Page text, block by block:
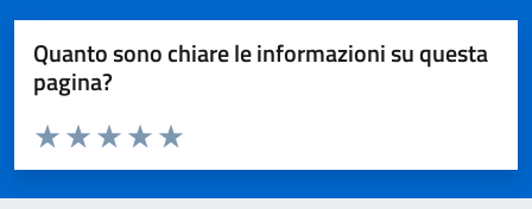
Quanto sono chiare le informazioni su questa
pagina?
Domanda
Valuta da 1 a 5 stelle la pagina
Valuta 5 stelle su 5
Valuta 4 stelle su 5
Valuta 3 stelle su 5
Valuta 2 stelle su 5
Valuta 1 stelle su 5